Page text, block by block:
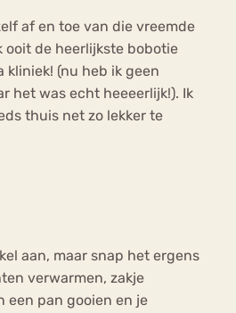
af en toe van die vreemde
ooit de heerlijkste bobotie
kliniek! (nu heb ik geen
het was echt heeeerlijk!). Ik
thuis net zo lekker te
aan, maar snap het ergens
verwarmen, zakje
een pan gooien en je